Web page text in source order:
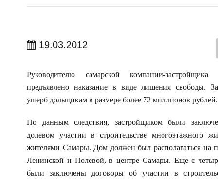
19.03.2012
Руководителю самарской компании-
предъявлено наказание в виде лишения свободы.
ущерб дольщикам в размере более 72 миллионов рублей.
По данным следствия, застройщиком были
долевом участии в строительстве многоэтажного
жителями Самары. Дом должен был располагаться на
Ленинской и Полевой, в центре Самары. Еще с
были заключены договоры об участии в